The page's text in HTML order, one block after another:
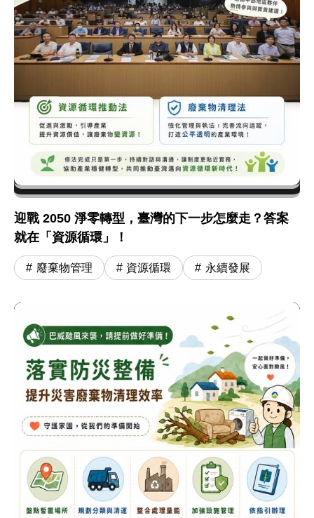
迎戰 2050 淨零轉型，臺灣的下一步怎麼走？答案
就在「資源循環」！
廢棄物管理 資源循環 永續發展